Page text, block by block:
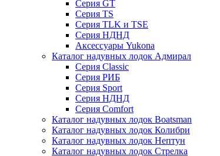
Серия GT
Серия TS
Серия TLK и TSE
Серия НДНД
Аксессуары Yukona
Каталог надувных лодок Адмирал
Серия Classic
Серия РИБ
Серия Sport
Серия НДНД
Серия Comfort
Каталог надувных лодок Boatsman
Каталог надувных лодок Колибри
Каталог надувных лодок Нептун
Каталог надувных лодок Стрелка